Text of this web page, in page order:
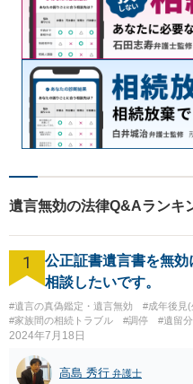
遺言無効の法律Q&Aランキ
1
公正証書遺言書を無
相談したいです。
#遺言の真偽鑑定・遺言無効 #成年後見
#家族間の相続トラブル
#調停 #遺留
2024年7月18日
高島 秀行 弁護士